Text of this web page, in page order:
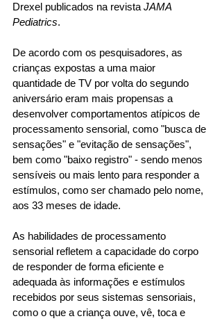
Drexel publicados na revista JAMA
Pediatrics.
De acordo com os pesquisadores, as
crianças expostas a uma maior
quantidade de TV por volta do segundo
aniversário eram mais propensas a
desenvolver comportamentos atípicos de
processamento sensorial, como "busca de
sensações" e "evitação de sensações",
bem como "baixo registro" - sendo menos
sensíveis ou mais lento para responder a
estímulos, como ser chamado pelo nome,
aos 33 meses de idade.
As habilidades de processamento
sensorial refletem a capacidade do corpo
de responder de forma eficiente e
adequada às informações e estímulos
recebidos por seus sistemas sensoriais,
como o que a criança ouve, vê, toca e